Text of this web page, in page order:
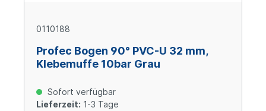
0110188
Profec Bogen 90° PVC-U 32 mm,
Klebemuffe 10bar Grau
Sofort verfügbar
Lieferzeit: 1-3 Tage